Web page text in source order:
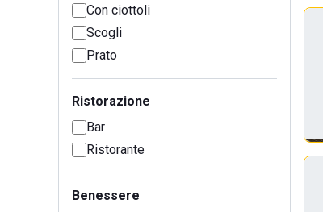
Con ciottoli
Scogli
Prato
Ristorazione
Bar
Ristorante
Benessere